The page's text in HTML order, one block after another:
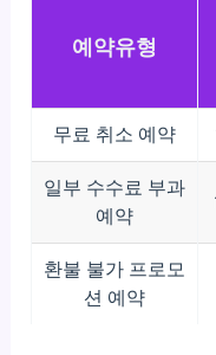
예약유형
무료 취소 예약
일부 수수료 부과
예약
환불 불가 프로모
션 예약